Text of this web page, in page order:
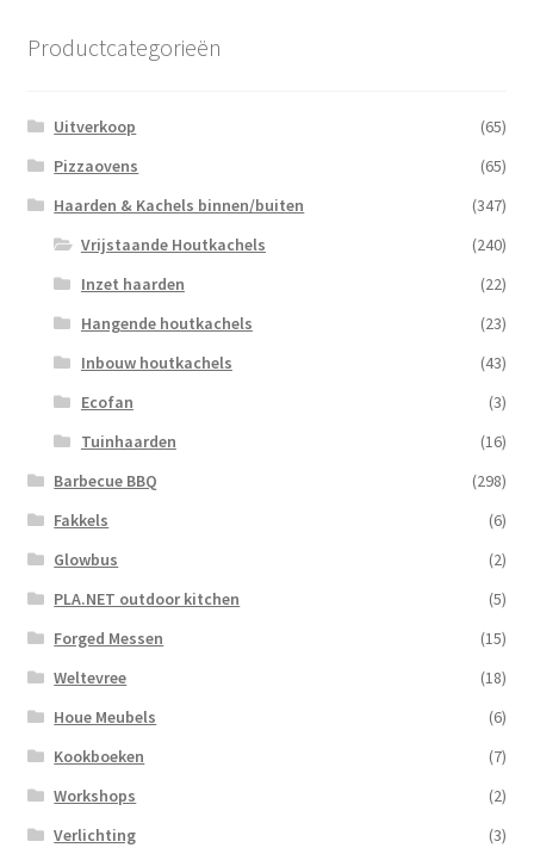
Productcategorieën
Uitverkoop
(65)
Pizzaovens
(65)
Haarden & Kachels binnen/buiten
(347)
Vrijstaande Houtkachels
(240)
Inzet haarden
(22)
Hangende houtkachels
(23)
Inbouw houtkachels
(43)
Ecofan
(3)
Tuinhaarden
(16)
Barbecue BBQ
(298)
Fakkels
(6)
Glowbus
(2)
PLA.NET outdoor kitchen
(5)
Forged Messen
(15)
Weltevree
(18)
Houe Meubels
(6)
Kookboeken
(7)
Workshops
(2)
Verlichting
(3)